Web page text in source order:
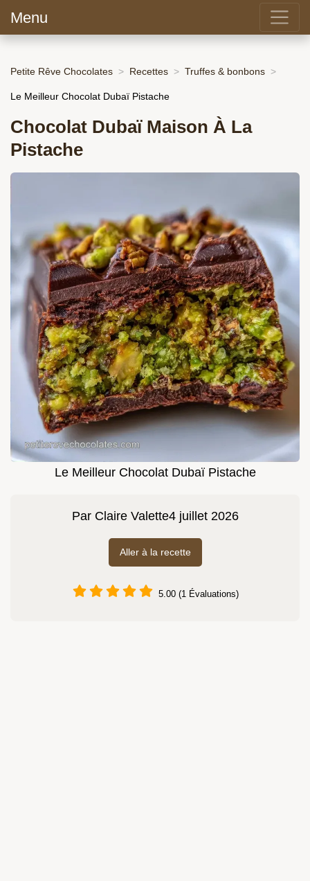
Menu
Petite Rêve Chocolates Recettes Truffes & bonbons
Le Meilleur Chocolat Dubaï Pistache
Chocolat Dubaï Maison À La
Pistache
Le Meilleur Chocolat Dubaï Pistache
Par Claire Valette4 juillet 2026
Aller à la recette
5.00 (1 Évaluations)